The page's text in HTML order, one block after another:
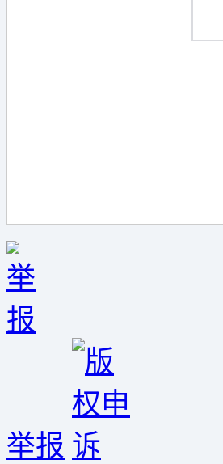
举报